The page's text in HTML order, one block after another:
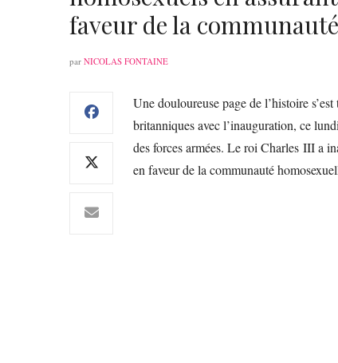
faveur de la
par NICOLAS FONTAINE
Une douloureuse page de l’histoire
britanniques avec l’inauguration, ce
des forces armées. Le roi Charles III a
en faveur de la communauté